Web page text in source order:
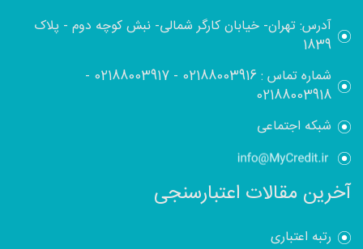
آدرس: تهران- خیابان کارگر شمالی- نبش کوچه دوم - پلاک
1839
شماره تماس :02188003916
-
02188003917
-
02188003918
شبکه اجتماعی
آخرین مقالات اعتبارسنجی
رتبه اعتباری